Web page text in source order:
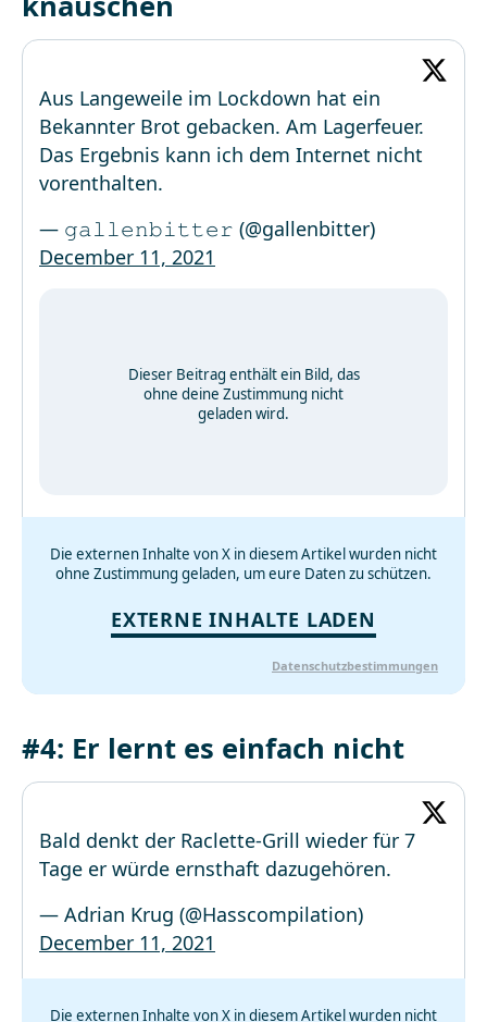
Aus Langeweile im Lockdown hat ein
Bekannter Brot gebacken. Am Lagerfeuer.
Das Ergebnis kann ich dem Internet nicht
vorenthalten.
— 𝚐𝚊𝚕𝚕𝚎𝚗𝚋𝚒𝚝𝚝𝚎𝚛 (@gallenbitter)
December 11, 2021
Dieser Beitrag enthält ein Bild, das
ohne deine Zustimmung nicht
geladen wird.
Die externen Inhalte von X in diesem Artikel wurden nicht
ohne Zustimmung geladen, um eure Daten zu schützen.
EXTERNE INHALTE LADEN
Datenschutzbestimmungen
#4: Er lernt es einfach nicht
Bald denkt der Raclette-Grill wieder für 7
Tage er würde ernsthaft dazugehören.
— Adrian Krug (@Hasscompilation)
December 11, 2021
Die externen Inhalte von X in diesem Artikel wurden nicht